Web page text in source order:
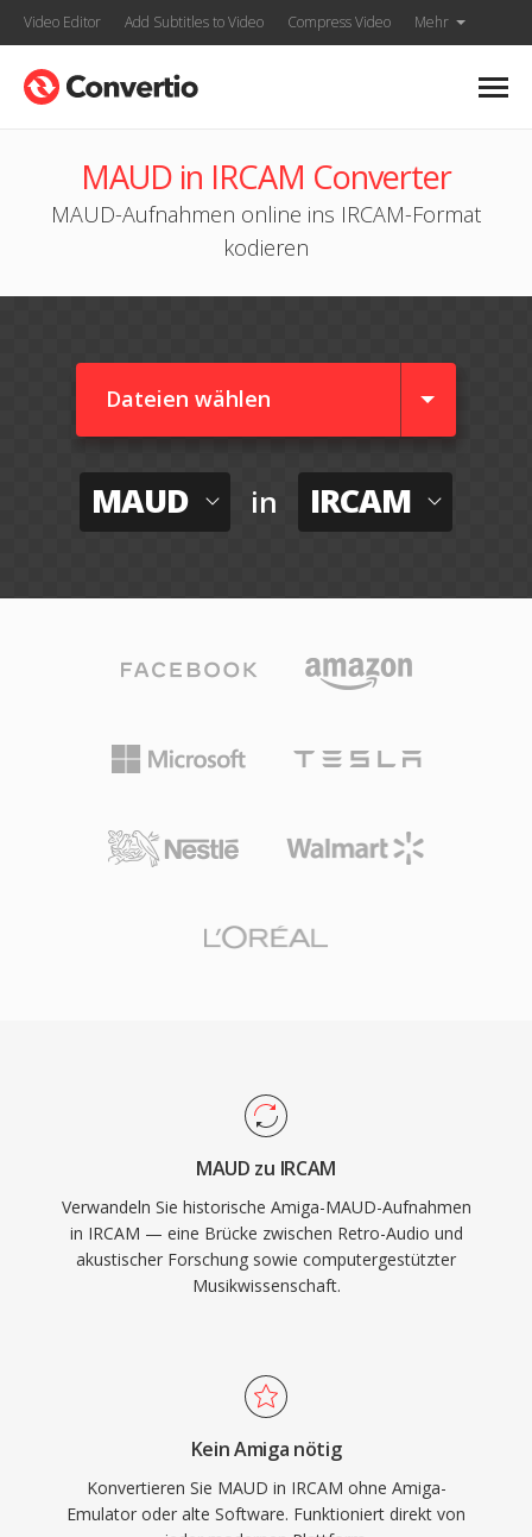
Video Editor Add Subtitles to Video Compress Video Mehr
MAUD in IRCAM Converter
MAUD-Aufnahmen online ins IRCAM-Format
kodieren
Dateien wählen
MAUD in IRCAM
MAUD zu IRCAM
Verwandeln Sie historische Amiga-MAUD-Aufnahmen
in IRCAM — eine Brücke zwischen Retro-Audio und
akustischer Forschung sowie computergestützter
Musikwissenschaft.
Kein Amiga nötig
Konvertieren Sie MAUD in IRCAM ohne Amiga-
Emulator oder alte Software. Funktioniert direkt von